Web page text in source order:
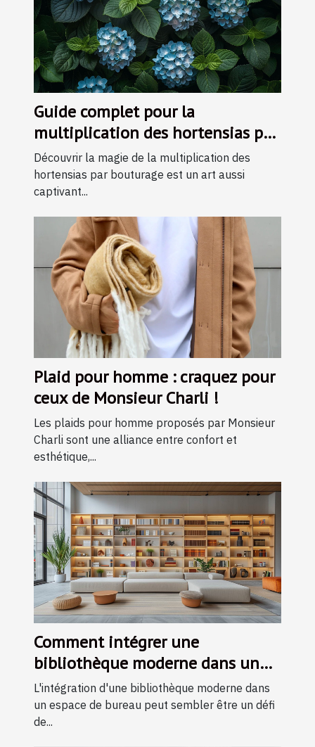
Guide complet pour la
multiplication des hortensias par
bouturage
Découvrir la magie de la multiplication des
hortensias par bouturage est un art aussi
captivant...
Plaid pour homme : craquez pour
ceux de Monsieur Charli !
Les plaids pour homme proposés par Monsieur
Charli sont une alliance entre confort et
esthétique,...
Comment intégrer une
bibliothèque moderne dans un
espace de bureau restreint
L'intégration d'une bibliothèque moderne dans
un espace de bureau peut sembler être un défi
de...